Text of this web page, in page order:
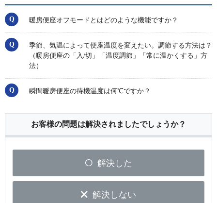
暖房便座オフモードとはどのような機能ですか？
季節、気温によって便座温度を変えたい。調節する方法は？
（暖房便座の「入/切」「温度調節」「常に温かくする」方
法）
瞬間暖房便座の待機温度は何℃ですか？
お客様の問題は解決されましたでしょうか？
解決した
解決しない